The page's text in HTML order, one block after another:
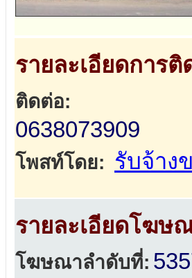
รายละเอียดการติ
ติดต่อ:
0638073909
โพสท์โดย: รับจ้าง
รายละเอียดโฆษ
โฆษณาลำดับที่: